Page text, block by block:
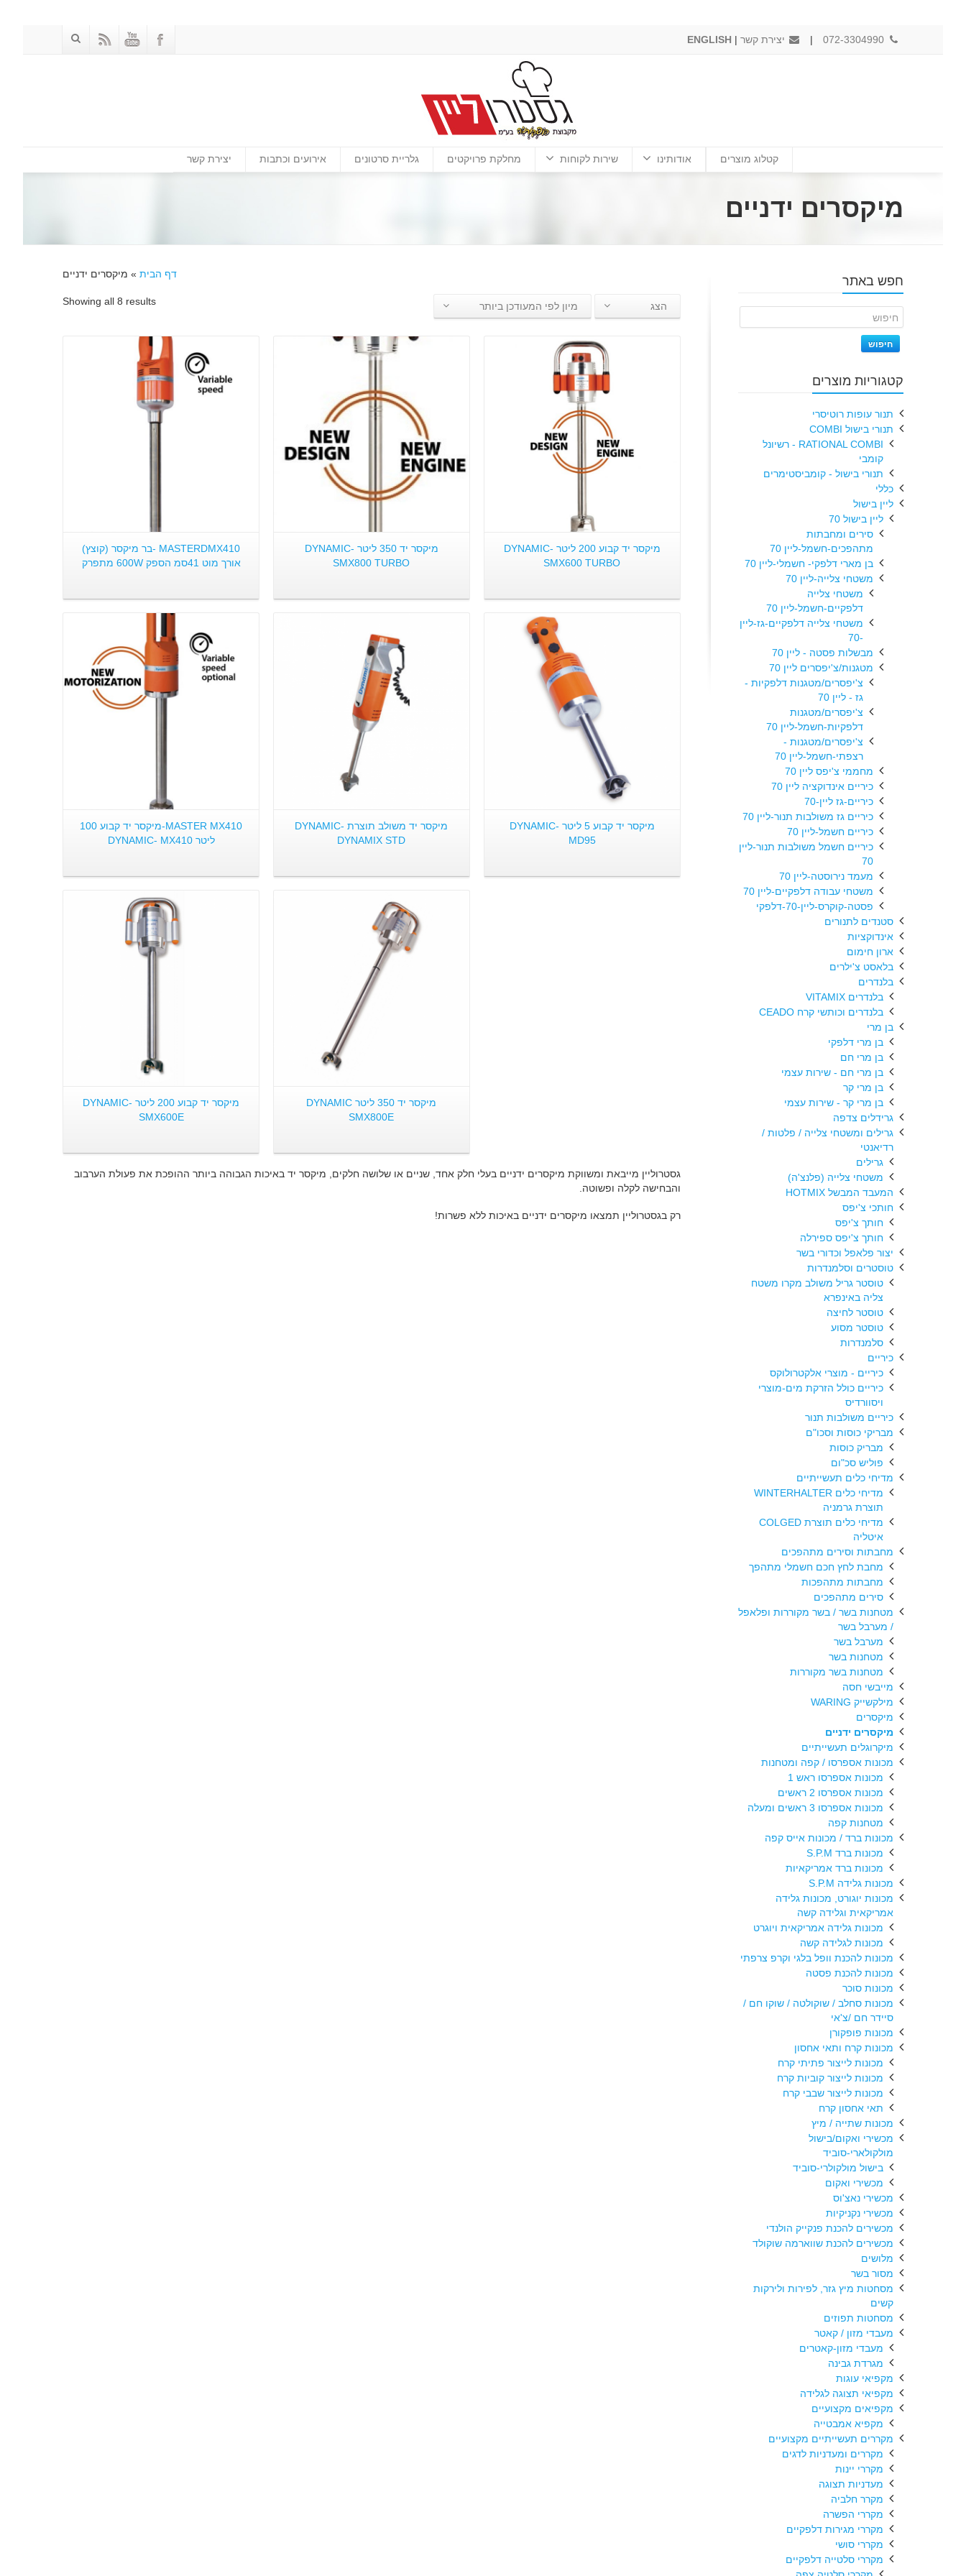
| יצירת קשר |
ENGLISH
קטלוג מוצרים אודותינו שירות לקוחות מחלקת פרויקטים גלריית סרטונים אירועים וכתבות יצירת קשר
מיקסרים ידניים
דף הבית » מיקסרים ידניים
Showing all 8 results הצג מיון לפי המעודכן ביותר
פרטים:
MASTERDMX410 -בר מיקסר (קוצץ)
אורך מוט 41סמ הספק 600W מתפרק
מיקסר יד 350 ליטר DYNAMIC-
SMX800 TURBO
פרטים:
מיקסר יד קבוע 200 ליטר DYNAMIC-
SMX600 TURBO
פרטים:
MASTER MX410-מיקסר יד קבוע 100
ליטר DYNAMIC- MX410
פרטים:
מיקסר יד משולב תוצרת DYNAMIC-
DYNAMIX STD
מיקסר יד קבוע 5 ליטר DYNAMIC-
MD95
פרטים:
מיקסר יד קבוע 200 ליטר DYNAMIC-
SMX600E
פרטים:
מיקסר יד 350 ליטר DYNAMIC
SMX800E
גסטרוליין מייבאת ומשווקת מיקסרים ידניים בעלי חלק אחד, שניים או שלושה חלקים, מיקסר יד באיכות הגבוהה ביותר ההופכת את פעולת הערבוב
והבחישה לקלה ופשוטה.
רק בגסטרוליין תמצאו מיקסרים ידניים באיכות ללא פשרות!
חפש באתר
חיפוש
קטגוריות מוצרים
תנור עופות רוטיסרי
תנורי בישול COMBI
RATIONAL COMBI - רשיונל
קומבי
תנורי בישול - קומביסטימרים
כללי
ליין בישול
ליין בישול 70
סירים ומחבתות
מתהפכים-חשמל-ליין 70
בן מארי דלפקי- חשמלי-ליין 70
משטחי צלייה-ליין 70
משטחי צלייה
דלפקיים-חשמל-ליין 70
משטחי צלייה דלפקיים-גז-ליין
-70
מבשלות פסטה - ליין 70
מטגנות/צ'יפסרים ליין 70
צ'יפסרים/מטגנות דלפקיות -
גז - ליין 70
צ'יפסרים/מטגנות
דלפקיות-חשמל-ליין 70
צ'יפסרים/מטגנות -
רצפתי-חשמל-ליין 70
מחממי צ'יפס ליין 70
כיריים אינדוקציה ליין 70
כיריים-גז ליין-70
כיריים גז משולבות תנור-ליין 70
כיריים חשמל-ליין 70
כיריים חשמל משולבות תנור-ליין
70
מעמד נירוסטה-ליין 70
משטחי עבודה דלפקיים-ליין 70
פסטה-קוקרס-ליין-70-דלפקי
סטנדים לתנורים
אינדוקציות
ארון חימום
בלאסט צ'ילרים
בלנדרים
בלנדרים VITAMIX
בלנדרים וכותשי קרח CEADO
בן מרי
בן מרי דלפקי
בן מרי חם
בן מרי חם - שירות עצמי
בן מרי קר
בן מרי קר - שירות עצמי
גרידלים צדפה
גרילים ומשטחי צלייה / פלטות /
רדיאנטי
גרילים
משטחי צלייה (פלנצ'ה)
המעבד המבשל HOTMIX
חותכי צ'יפס
חותך צ'יפס
חותך צ'יפס ספירלה
יצור פלאפל וכדורי בשר
טוסטרים וסלמנדרות
טוסטר גריל משולב מקרו משטח
צליה באינפרא
טוסטר לחיצה
טוסטר מסוע
סלמנדרות
כיריים
כיריים - מוצרי אלקטרולוקס
כיריים כולל הזרקת מים-מוצרי
ויסוורדיס
כיריים משולבות תנור
מבריקי כוסות וסכו"ם
מבריק כוסות
פוליש סכ"ום
מדיחי כלים תעשייתיים
מדיחי כלים WINTERHALTER
תוצרת גרמניה
מדיחי כלים תוצרת COLGED
איטליה
מחבתות וסירים מתהפכים
מחבת לחץ חכם חשמלי מתהפך
מחבתות מתהפכות
סירים מתהפכים
מטחנות בשר / בשר מקוררות ופלאפל
/ מערבל בשר
מערבל בשר
מטחנות בשר
מטחנות בשר מקוררות
מייבשי חסה
מילקשייק WARING
מיקסרים
מיקסרים ידניים
מיקרוגלים תעשייתיים
מכונות אספרסו / קפה ומטחנות
מכונות אספרסו ראש 1
מכונות אספרסו 2 ראשים
מכונות אספרסו 3 ראשים ומעלה
מטחנות קפה
מכונות ברד / מכונות אייס קפה
מכונות ברד S.P.M
מכונות ברד אמריקאיות
מכונות גלידה S.P.M
מכונות יוגורט, מכונות גלידה
אמריקאית וגלידה קשה
מכונות גלידה אמריקאית ויוגרט
מכונות לגלידה קשה
מכונות להכנת וופל בלגי וקרפ צרפתי
מכונות להכנת פסטה
מכונות סוכר
מכונות סחלב / שוקולטה / שוקו חם /
סיידר חם /צ'אי
מכונות פופקורן
מכונות קרח ותאי אחסון
מכונות לייצור פתיתי קרח
מכונות לייצור קוביות קרח
מכונות לייצור שבבי קרח
תאי אחסון קרח
מכונות שתייה / מיץ
מכשירי ואקום/בישול
מולקולארי-סוביד
בישול מולקולרי-סוביד
מכשירי ואקום
מכשירי נאצ'וס
מכשירי נקניקיות
מכשירים להכנת פנקייק הולנדי
מכשירים להכנת שווארמה שוקולד
מלושים
מסור בשר
מסחטות מיץ גזר, לפירות ולירקות
קשים
מסחטות תפוזים
מעבדי מזון / קאטר
מעבדי מזון-קאטרים
מגרדת גבינה
מקפיאי עוגות
מקפיאי תצוגה לגלידה
מקפיאים מקצועיים
מקפיא אמבטייה
מקררים תעשייתיים מקצועיים
מקררים ומעדניות לדגים
מקררי יינות
מעדניות תצוגה
מקרר חלביה
מקררי הפשרה
מקררי מגירות דלפקיים
מקררי סושי
מקררי סלטייה דלפקיים